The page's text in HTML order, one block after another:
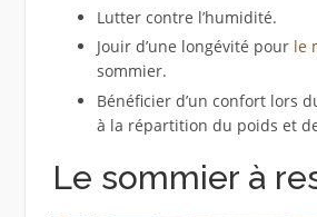
Lutter contre l’humidité.
Jouir d’une longévité pour le
sommier.
Bénéficier d’un confort lors
à la répartition du poids et
Le sommier à